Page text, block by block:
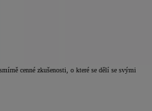
cenné zkušenosti, o které se dělí se svými